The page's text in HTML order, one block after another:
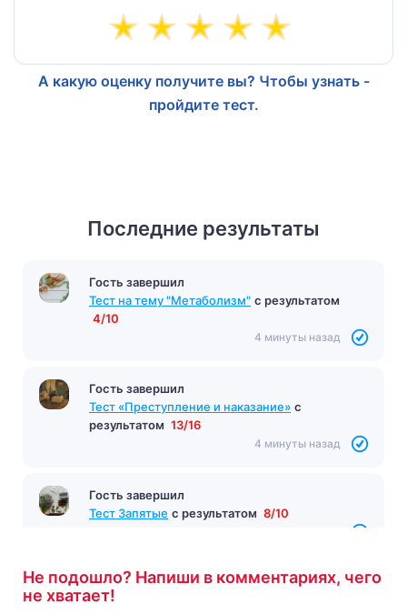
А какую оценку получите вы? Чтобы узнать -
пройдите тест.
Последние результаты
Гость завершил
Тест на тему "Метаболизм" с результатом
4/10
4 минуты назад
Гость завершил
Тест «Преступление и наказание» с
результатом 13/16
4 минуты назад
Гость завершил
Тест Запятые с результатом 8/10
Не подошло? Напиши в комментариях, чего
не хватает!